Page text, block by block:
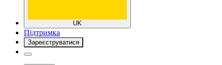
UK
Підтримка
Зареєструватися